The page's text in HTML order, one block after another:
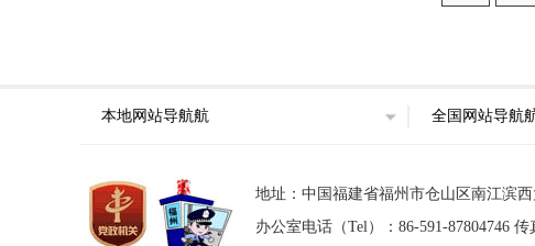
本地网站导航航 全国网站导航
地址：中国福建省福州市仓山区南江滨西
办公室电话（Tel）：86-591-87804746 传